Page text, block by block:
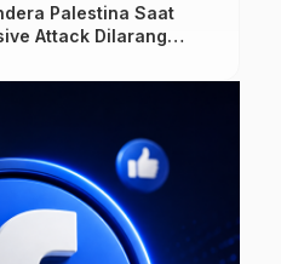
Palestina Saat
Attack Dilarang
Lagi